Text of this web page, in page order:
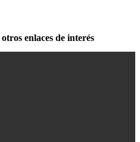
enlaces de interés